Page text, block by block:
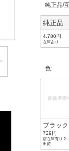
純正品/
純正品
4,780円
在庫あり
色:
ブラック
729円
店在庫有り 2
出荷